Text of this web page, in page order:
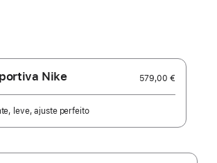
Nike 579,00 €
leve, ajuste perfeito